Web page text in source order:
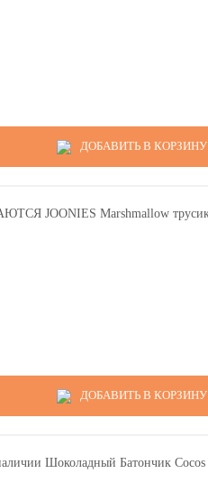
ДОБАВИТЬ В КОРЗИНУ
ДОБАВИТЬ В КОРЗИНУ